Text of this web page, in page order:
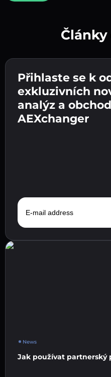
Zadejte adresu své
pokračujte k dalšímu
Potvrďte svou
poslednímu kroku.
Odešlete vklad 👉
fiat měnu ve své
Články
Přihlaste se k
exkluzivních
analýz a
AEXchanger
E-mail address
News
Jak používat partnerský